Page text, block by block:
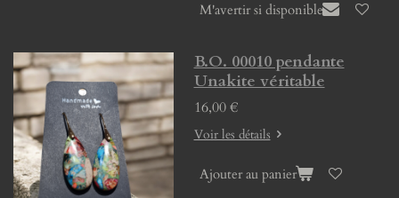
M'avertir si disponible
B.O. 00010 pendante
Unakite véritable
16,00 €
Voir les détails
Ajouter au panier